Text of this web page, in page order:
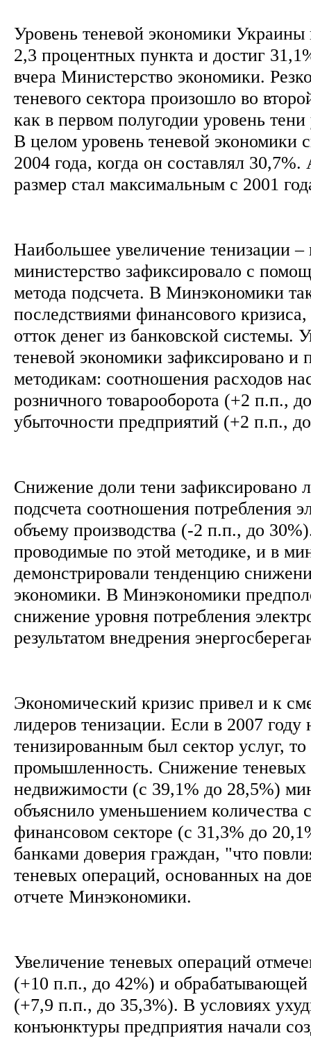
Уровень теневой экономики Украины
2,3 процентных пункта и достиг
вчера Министерство экономики.
теневого сектора произошло во
как в первом полугодии уровень
В целом уровень теневой экономики
2004 года, когда он составлял
размер стал максимальным с 2001
Наибольшее увеличение тенизации
министерство зафиксировало с
метода подсчета. В Минэкономики
последствиями финансового
отток денег из банковской системы.
теневой экономики зафиксировано и
методикам: соотношения расходов
розничного товарооборота (+2 п.п.,
убыточности предприятий (+2 п.п.,
Снижение доли тени
подсчета соотношения потребления
объему производства (-2 п.п., до
проводимые по этой методике, и в
демонстрировали тенденцию
экономики. В Минэкономики
снижение уровня потребления
результатом внедрения
Экономический кризис привел и к
лидеров тенизации. Если в 2007 году
тенизированным был сектор услуг,
промышленность. Снижение теневых
недвижимости (с 39,1% до 28,5%)
объяснило уменьшением количества
финансовом секторе (с 31,3% до
банками доверия граждан, "что
теневых операций, основанных на
отчете Минэкономики.
Увеличение теневых операций
(+10 п.п., до 42%) и
(+7,9 п.п., до 35,3%). В условиях
конъюнктуры предприятия начали